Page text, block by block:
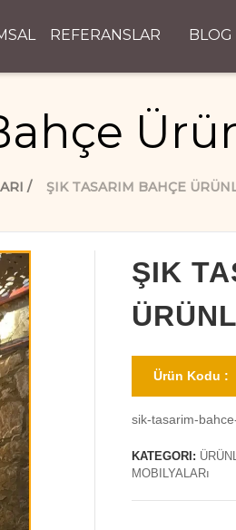
REFERANSLAR BLOG
ŞIK TASARIM BAHÇE
ŞIK
Ürün Kodu :
sik-tasarim-
KATEGORI:
MOBILYALARı